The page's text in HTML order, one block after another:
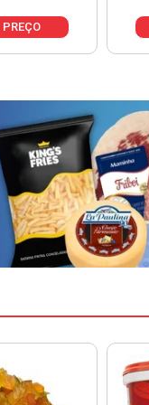
PREÇO